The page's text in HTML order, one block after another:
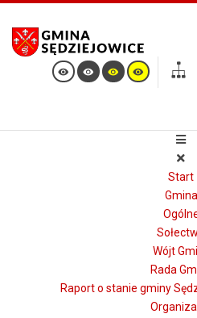
Start
Gmina
Wójt
Rada
Raport o stanie gminy